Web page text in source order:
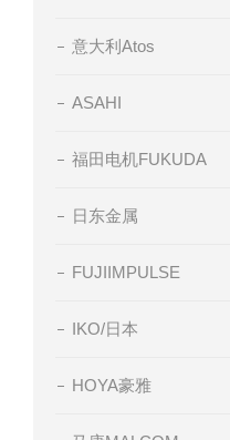
意大利Atos
ASAHI
福田电机FUKUDA
日东金属
FUJIIMPULSE
IKO/日本
HOYA豪雅